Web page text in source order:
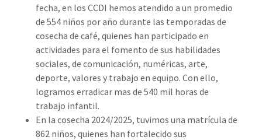
fecha, en los CCDI hemos atendido a un promedio
de 554 niños por año durante las temporadas de
cosecha de café, quienes han participado en
actividades para el fomento de sus habilidades
sociales, de comunicación, numéricas, arte,
deporte, valores y trabajo en equipo. Con ello,
logramos erradicar mas de 540 mil horas de
trabajo infantil.
En la cosecha 2024/2025, tuvimos una matrícula de
862 niños, quienes han fortalecido sus